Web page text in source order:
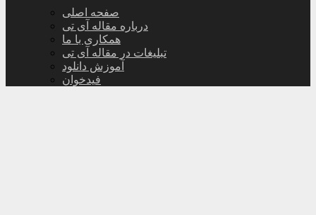
صفحه اصلی
درباره مقاله آی تی
همکاری با ما
تبلیغات در مقاله آی تی
آموزش دانلود
فیدخوان